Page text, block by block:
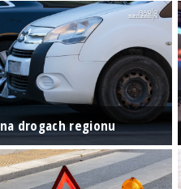
drogach regionu